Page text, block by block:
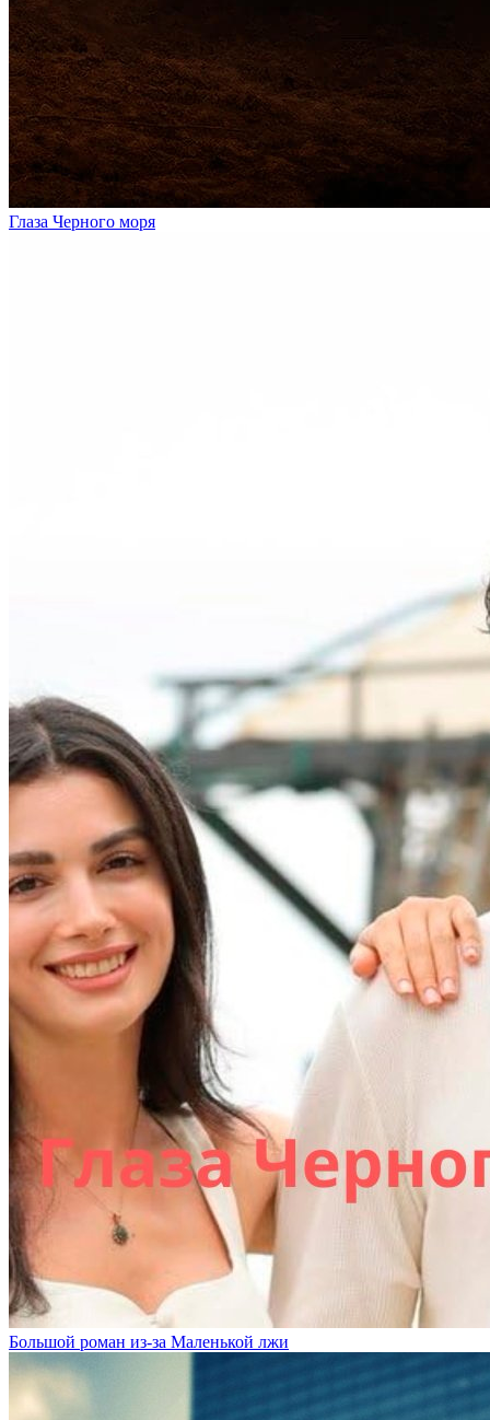
Глаза Черного моря
Большой роман из-за Маленькой лжи